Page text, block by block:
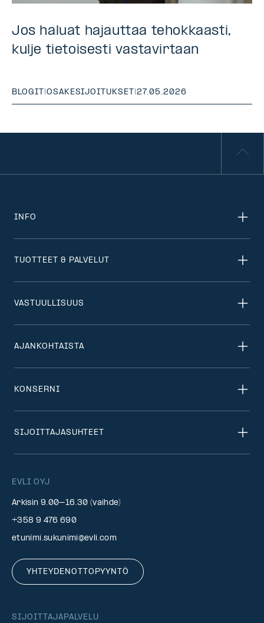
Jos haluat hajauttaa tehokkaasti,
kulje tietoisesti vastavirtaan
BLOGIT |OSAKESIJOITUKSET |27.05.2026
EVLI OYJ
Arkisin 9.00–16.30 (vaihde)
+358 9 476 690
etunimi.sukunimi@evli.com
YHTEYDENOTTOPYYNTÖ
SIJOITTAJAPALVELU
INFO
TUOTTEET & PALVELUT
VASTUULLISUUS
AJANKOHTAISTA
KONSERNI
SIJOITTAJASUHTEET